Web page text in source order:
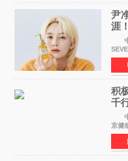
尹
涯
靠
中国
道前
娱
TBS
积
千
京
中
京健
奖
以
工智